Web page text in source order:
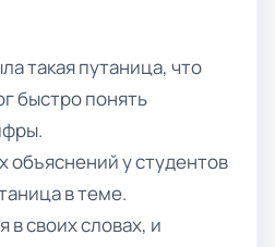
такая путаница, что
быстро понять
объяснений у студентов
в теме.
в своих словах, и